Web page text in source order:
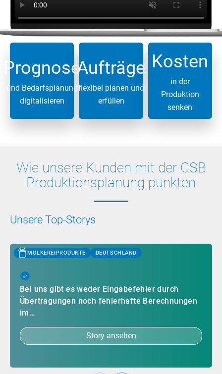
Prognose
und Bedarfsplanung
digitalisieren
Aufträge
flexibel planen und
erfüllen
Kosten
in der
Produktion
senken
Wie unsere Kunden mit der CSB
Produktionsplanung punkten
Unsere Top-Storys
MOLKEREIPRODUKTE DEUTSCHLAND
Bei uns gibt es weder Eingabefehler durch
Übertragungen noch fehlerhafte Berechnungen
im…
Story ansehen